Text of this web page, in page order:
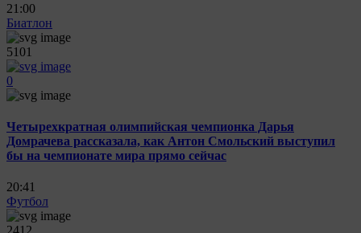
21:00
Биатлон
5101
0
Четырехкратная олимпийская чемпионка Дарья
Домрачева рассказала, как Антон Смольский выступил
бы на чемпионате мира прямо сейчас
20:41
Футбол